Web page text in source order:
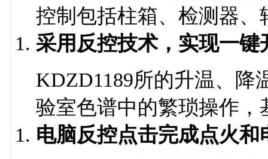
控制包括柱箱、检测器
采用反控技术，实现一键
KDZD1189所的升温、降
验室色谱中的繁琐操作
电脑反控点击完成点火和